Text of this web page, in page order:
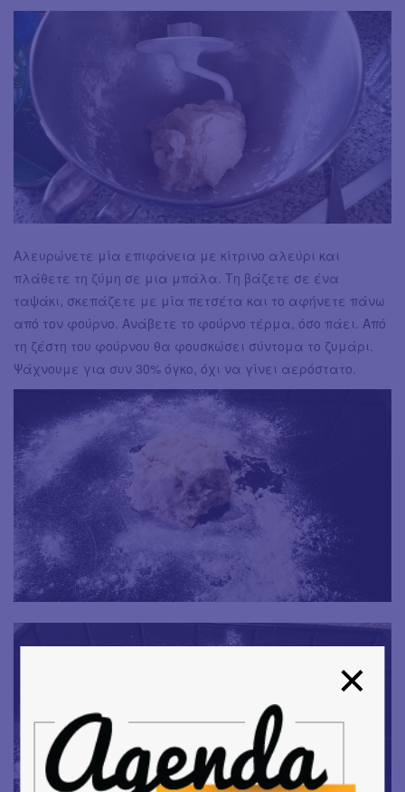
Αλευρώνετε μία επιφάνεια με κίτρινο αλεύρι και
πλάθετε τη ζύμη σε μια μπάλα. Τη βάζετε σε ένα
ταψάκι, σκεπάζετε με μία πετσέτα και το αφήνετε πάνω
από τον φούρνο. Ανάβετε το φούρνο τέρμα, όσο πάει. Από
τη ζέστη του φούρνου θα φουσκώσει σύντομα το ζυμάρι.
Ψάχνουμε για συν 30% όγκο, όχι να γίνει αερόστατο.